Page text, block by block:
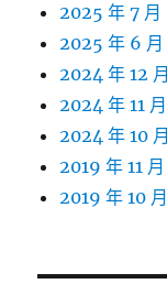
2025 年 7 月
2025 年 6 月
2024 年 12 月
2024 年 11 月
2024 年 10 月
2019 年 11 月
2019 年 10 月